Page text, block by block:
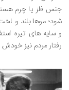
جنس فلز یا چرم
شود؛ موها بلند و
و سایه های تیره
رفتار مردم نیز خودش